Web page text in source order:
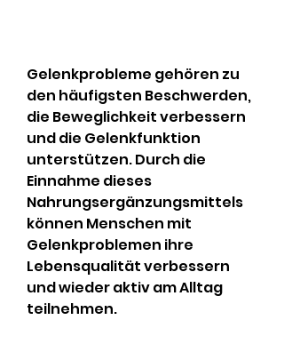
Gelenkprobleme gehören zu
den häufigsten Beschwerden,
die Beweglichkeit verbessern
und die Gelenkfunktion
unterstützen. Durch die
Einnahme dieses
Nahrungsergänzungsmittels
können Menschen mit
Gelenkproblemen ihre
Lebensqualität verbessern
und wieder aktiv am Alltag
teilnehmen.